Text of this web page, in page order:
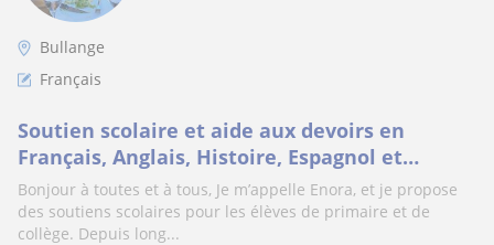
Bullange
Français
Soutien scolaire et aide aux devoirs en
Français, Anglais, Histoire, Espagnol et
Mathématiques en primaire/collège sur
Bordeaux/Mé
Bonjour à toutes et à tous, Je m’appelle Enora, et je propose
des soutiens scolaires pour les élèves de primaire et de
collège. Depuis long...